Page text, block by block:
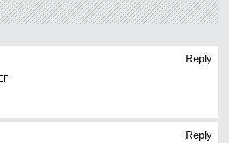
Reply
Reply